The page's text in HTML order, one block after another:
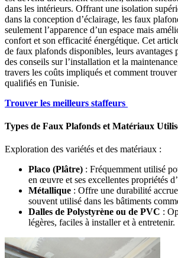
dans les intérieurs. Offrant une isolation
dans la conception d’éclairage, les faux
seulement l’apparence d’un espace mais
confort et son efficacité énergétique. Cet
de faux plafonds disponibles, leurs avantages
des conseils sur l’installation et la
travers les coûts impliqués et comment
qualifiés en Tunisie.
Trouver les meilleurs staffeurs
Types de Faux Plafonds et Matériaux
Exploration des variétés et des matériaux :
Placo (Plâtre) : Fréquemment utilisé
en œuvre et ses excellentes propriétés
Métallique : Offre une durabilité
souvent utilisé dans les bâtiments
Dalles de Polystyrène ou de PVC :
légères, faciles à installer et à entretenir.